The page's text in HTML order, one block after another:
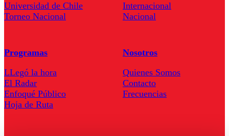
Universidad de Chile
Torneo Nacional
Internacional
Nacional
Programas
LLegó la hora
El Radar
Enfoqué Público
Hoja de Ruta
Nosotros
Quienes Somos
Contacto
Frecuencias